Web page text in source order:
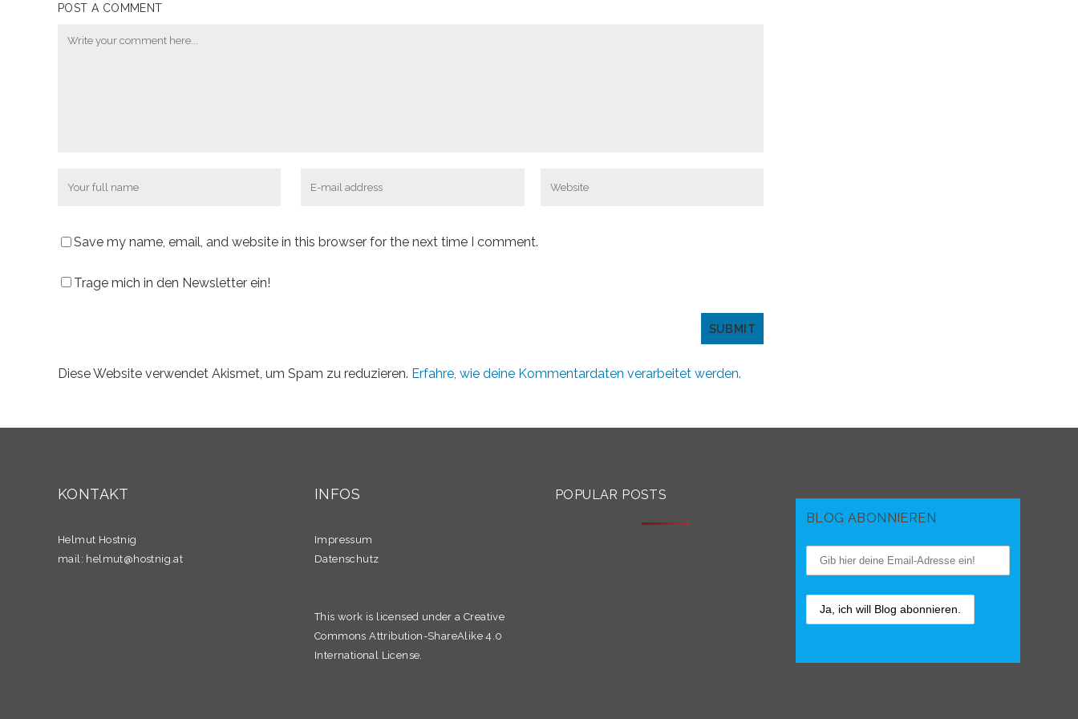
POST A COMMENT
Save my name, email, and website in this browser for the next time I comment.
Trage mich in den Newsletter ein!
Diese Website verwendet Akismet, um Spam zu reduzieren. Erfahre, wie deine Kommentardaten verarbeitet werden.
KONTAKT
Helmut Hostnig
mail: helmut@hostnig.at
INFOS
Impressum
Datenschutz
This work is licensed under a Creative
Commons Attribution-ShareAlike 4.0
International License.
POPULAR POSTS
BLOG ABONNIEREN